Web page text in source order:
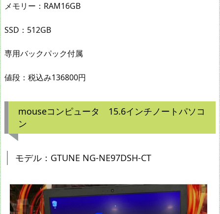
メモリー：RAM16GB
SSD：512GB
専用バックパック付属
値段：税込み136800円
mouseコンピュータ 15.6インチノートパソコ
ン
モデル：GTUNE NG-NE97DSH-CT